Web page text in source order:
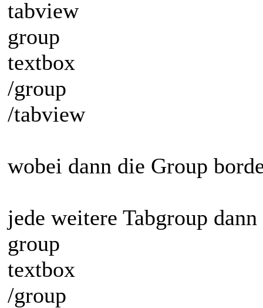
tabview
group
textbox
/group
/tabview
wobei dann die Group
jede weitere Tabgroup
group
textbox
/group